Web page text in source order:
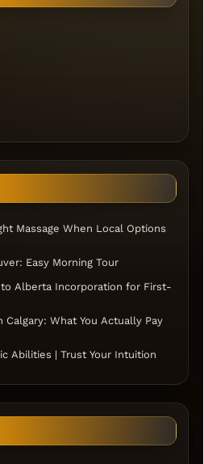
Massage When Local Options
Easy Morning Tour
Alberta Incorporation for First-
What You Actually Pay
Abilities | Trust Your Intuition